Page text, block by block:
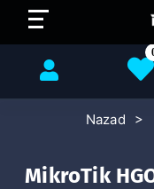
Nazad
MikroTik